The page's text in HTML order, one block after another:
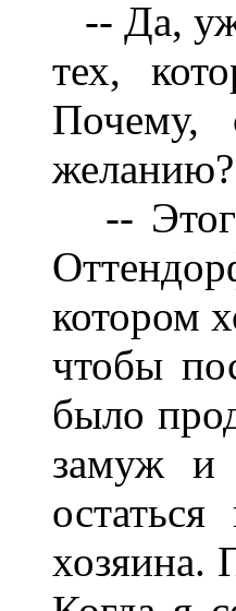
-- Да, уж
тех,
Почему,
желанию?
--
котором
чтобы
было
замуж и
хозяина.